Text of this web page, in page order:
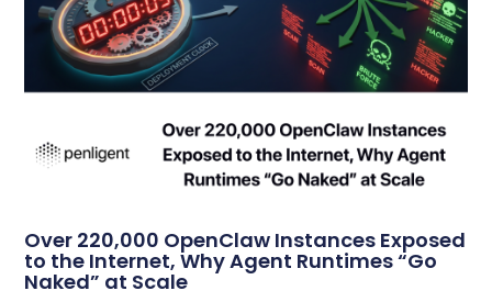
Over 220,000 OpenClaw Instances Exposed
to the Internet, Why Agent Runtimes “Go
Naked” at Scale